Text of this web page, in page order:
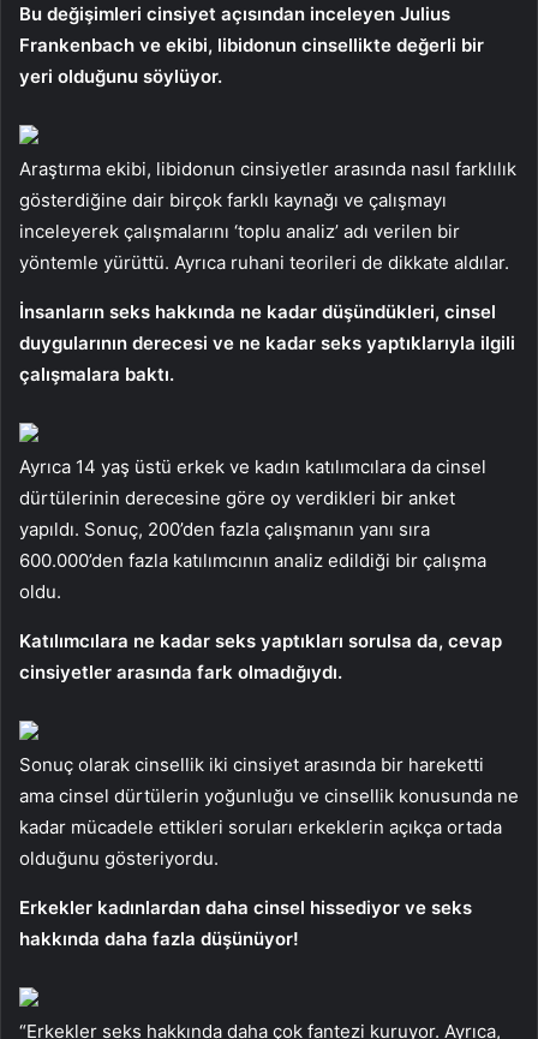
Bu değişimleri cinsiyet açısından inceleyen Julius
Frankenbach ve ekibi, libidonun cinsellikte değerli bir
yeri olduğunu söylüyor.
Araştırma ekibi, libidonun cinsiyetler arasında nasıl farklılık
gösterdiğine dair birçok farklı kaynağı ve çalışmayı
inceleyerek çalışmalarını ‘toplu analiz’ adı verilen bir
yöntemle yürüttü. Ayrıca ruhani teorileri de dikkate aldılar.
İnsanların seks hakkında ne kadar düşündükleri, cinsel
duygularının derecesi ve ne kadar seks yaptıklarıyla ilgili
çalışmalara baktı.
Ayrıca 14 yaş üstü erkek ve kadın katılımcılara da cinsel
dürtülerinin derecesine göre oy verdikleri bir anket
yapıldı. Sonuç, 200’den fazla çalışmanın yanı sıra
600.000’den fazla katılımcının analiz edildiği bir çalışma
oldu.
Katılımcılara ne kadar seks yaptıkları sorulsa da, cevap
cinsiyetler arasında fark olmadığıydı.
Sonuç olarak cinsellik iki cinsiyet arasında bir hareketti
ama cinsel dürtülerin yoğunluğu ve cinsellik konusunda ne
kadar mücadele ettikleri soruları erkeklerin açıkça ortada
olduğunu gösteriyordu.
Erkekler kadınlardan daha cinsel hissediyor ve seks
hakkında daha fazla düşünüyor!
“Erkekler seks hakkında daha çok fantezi kuruyor. Ayrıca,